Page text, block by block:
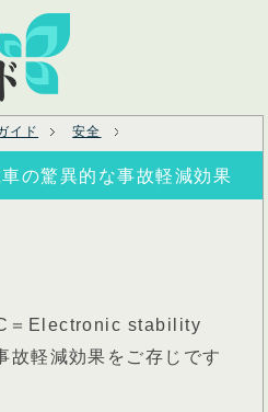
イド 安全
の驚異的な事故軽減効果
＝Electronic stability
軽減効果をご存じです